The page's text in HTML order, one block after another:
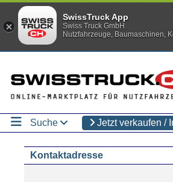
Suche Jetzt verkaufen /
Kontaktadresse
SwissTruck App
Swiss Truck GmbH
Nutzfahrzeuge, Baumaschinen,